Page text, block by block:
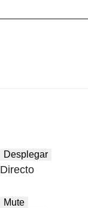
Desplegar
Directo
Mute